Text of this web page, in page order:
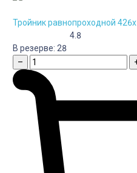
Тройник равнопроходной
4.8
В резерве: 28
–